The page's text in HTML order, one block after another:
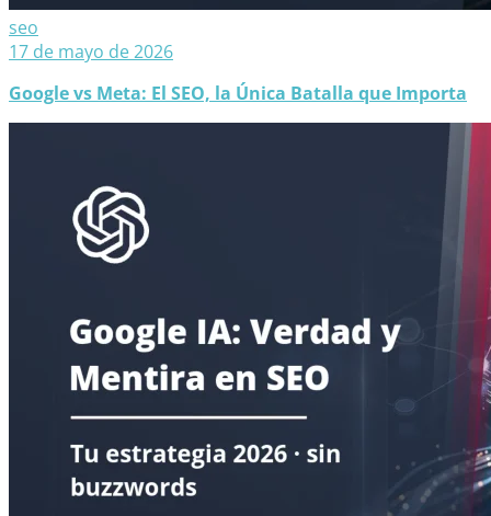
seo
17 de mayo de 2026
Google vs Meta: El SEO, la Única Batalla que Importa